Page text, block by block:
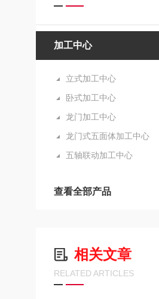
加工中心
立式加工中心
卧式加工中心
龙门加工中心
龙门式五面体加工中心
五轴联动加工中心
查看全部产品
相关文章
RELATED ARTICLES